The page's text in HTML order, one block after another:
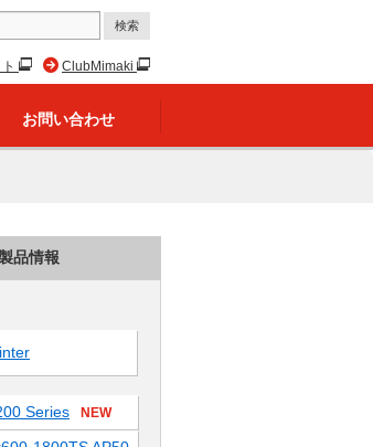
ClubMimaki
お問い合わせ
品情報
Series NEW